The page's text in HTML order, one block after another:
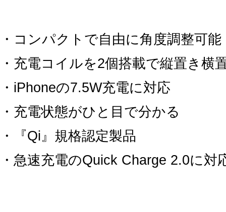
・コンパクトで自由に角度調整可能
・充電コイルを2個搭載で縦置き横
・iPhoneの7.5W充電に対応
・充電状態がひと目で分かる
・『Qi』規格認定製品
・急速充電のQuick Charge 2.0に対